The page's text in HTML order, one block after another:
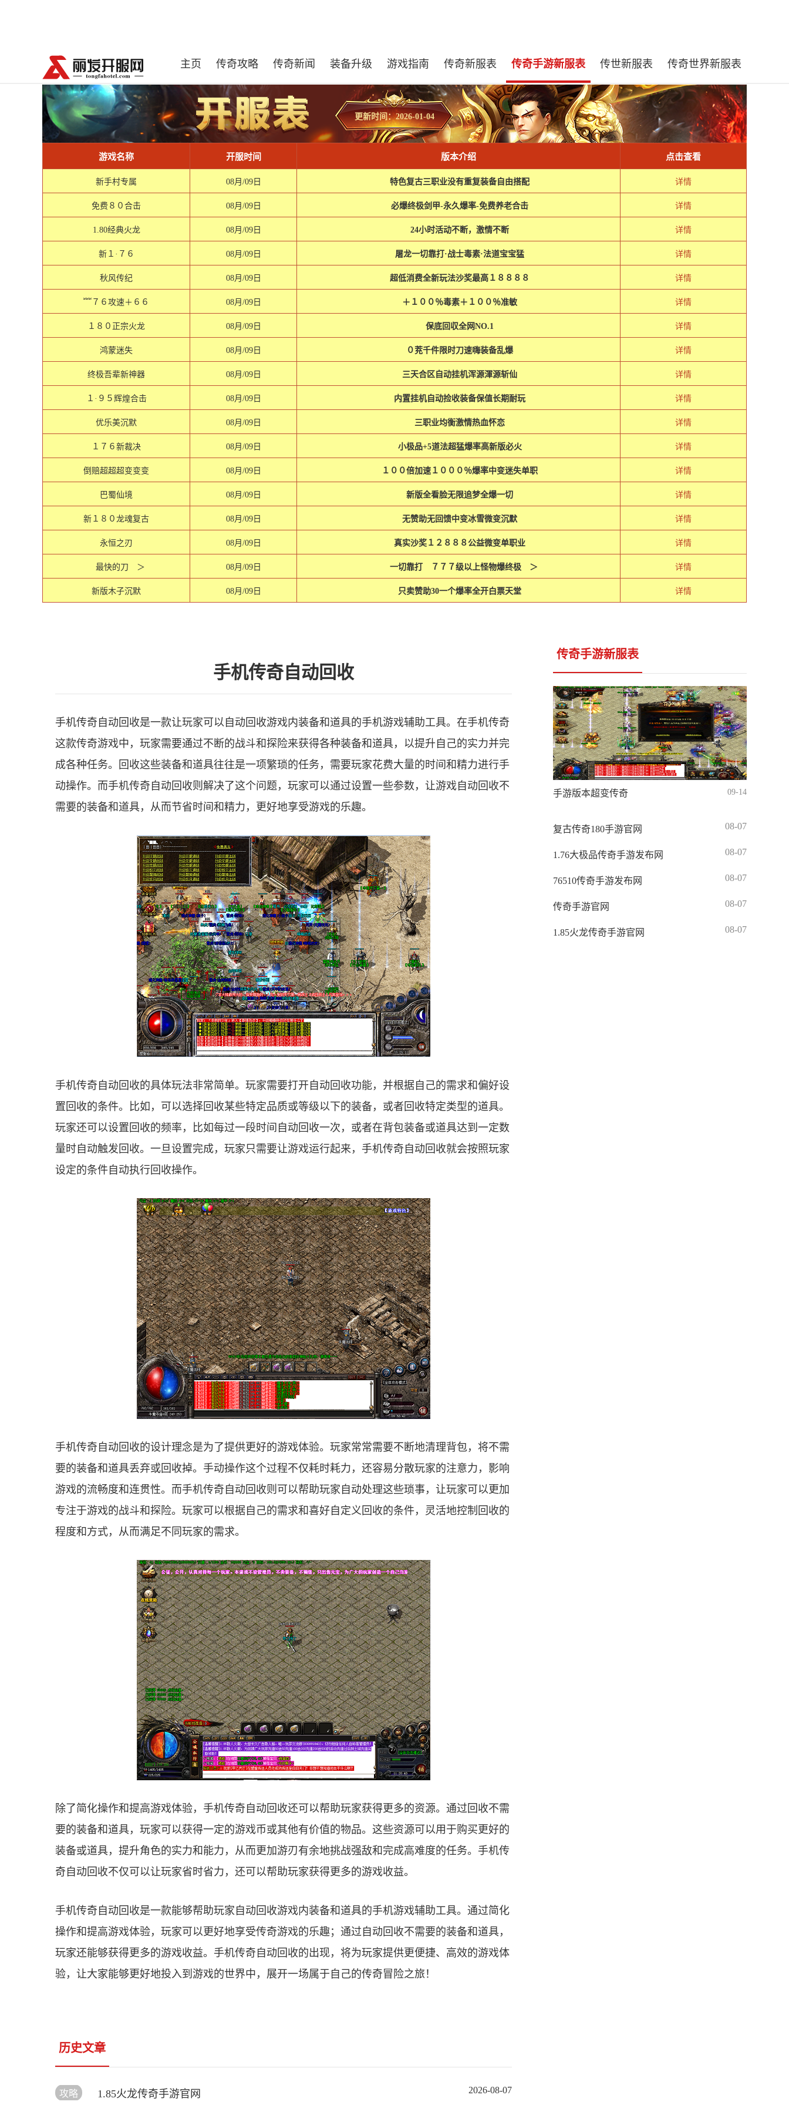
主页 传奇攻略 传奇新闻 装备升级 游戏指南 传奇新服表 传奇手游新服表 传世新服表 传奇世界新服表
更新时间：2026-01-04
游戏名称 开服时间 版本介绍 点击查看
新手村专属 08月/09日 特色复古三职业没有重复装备自由搭配 详情
免费８０合击 08月/09日 必爆终极剑甲-永久爆率-免费养老合击 详情
1.80经典火龙 08月/09日 24小时活动不断，激情不断 详情
新１·７６ 08月/09日 屠龙一切靠打·战士毒素·法道宝宝猛 详情
秋风传纪 08月/09日 超低消费全新玩法沙奖最高１８８８８ 详情
﹌７６攻速＋６６ 08月/09日 ＋１００％毒素＋１００％准敏 详情
１８０正宗火龙 08月/09日 保底回収全网NO.1 详情
鸿蒙迷失 08月/09日 ０茺千件限时刀速嗨装备乱爆 详情
终极吾辈新神器 08月/09日 三天合区自动挂机浑源渾源斩仙 详情
１·９５辉煌合击 08月/09日 内置挂机自动捡收装备保值长期耐玩 详情
优乐美沉默 08月/09日 三职业均衡激情热血怀恋 详情
１７６新裁决 08月/09日 小极品+5道法超猛爆率高新版必火 详情
倒赔超超超变变变 08月/09日 １００倍加速１０００％爆率中变迷失单职 详情
巴蜀仙境 08月/09日 新版全看脸无限追梦全爆一切 详情
新１８０龙魂复古 08月/09日 无赞助无回馈中变冰雪微变沉默 详情
永恒之刃 08月/09日 真实沙奖１２８８８公益微变单职业 详情
最快的刀 ＞ 08月/09日 一切靠打 ７７７级以上怪物爆终极 ＞ 详情
新版木子沉默 08月/09日 只卖赞助30一个爆率全开白票天堂 详情
手机传奇自动回收
手机传奇自动回收是一款让玩家可以自动回收游戏内装备和道具的手机游戏辅助工具。在手机传奇
这款传奇游戏中，玩家需要通过不断的战斗和探险来获得各种装备和道具，以提升自己的实力并完
成各种任务。回收这些装备和道具往往是一项繁琐的任务，需要玩家花费大量的时间和精力进行手
动操作。而手机传奇自动回收则解决了这个问题，玩家可以通过设置一些参数，让游戏自动回收不
需要的装备和道具，从而节省时间和精力，更好地享受游戏的乐趣。
手机传奇自动回收的具体玩法非常简单。玩家需要打开自动回收功能，并根据自己的需求和偏好设
置回收的条件。比如，可以选择回收某些特定品质或等级以下的装备，或者回收特定类型的道具。
玩家还可以设置回收的频率，比如每过一段时间自动回收一次，或者在背包装备或道具达到一定数
量时自动触发回收。一旦设置完成，玩家只需要让游戏运行起来，手机传奇自动回收就会按照玩家
设定的条件自动执行回收操作。
手机传奇自动回收的设计理念是为了提供更好的游戏体验。玩家常常需要不断地清理背包，将不需
要的装备和道具丢弃或回收掉。手动操作这个过程不仅耗时耗力，还容易分散玩家的注意力，影响
游戏的流畅度和连贯性。而手机传奇自动回收则可以帮助玩家自动处理这些琐事，让玩家可以更加
专注于游戏的战斗和探险。玩家可以根据自己的需求和喜好自定义回收的条件，灵活地控制回收的
程度和方式，从而满足不同玩家的需求。
除了简化操作和提高游戏体验，手机传奇自动回收还可以帮助玩家获得更多的资源。通过回收不需
要的装备和道具，玩家可以获得一定的游戏币或其他有价值的物品。这些资源可以用于购买更好的
装备或道具，提升角色的实力和能力，从而更加游刃有余地挑战强敌和完成高难度的任务。手机传
奇自动回收不仅可以让玩家省时省力，还可以帮助玩家获得更多的游戏收益。
手机传奇自动回收是一款能够帮助玩家自动回收游戏内装备和道具的手机游戏辅助工具。通过简化
操作和提高游戏体验，玩家可以更好地享受传奇游戏的乐趣；通过自动回收不需要的装备和道具，
玩家还能够获得更多的游戏收益。手机传奇自动回收的出现，将为玩家提供更便捷、高效的游戏体
验，让大家能够更好地投入到游戏的世界中，展开一场属于自己的传奇冒险之旅！
历史文章
1.85火龙传奇手游官网 2026-08-07
传奇手游新服表
手游版本超变传奇 09-14
复古传奇180手游官网 08-07
1.76大极品传奇手游发布网 08-07
76510传奇手游发布网 08-07
传奇手游官网 08-07
1.85火龙传奇手游官网 08-07